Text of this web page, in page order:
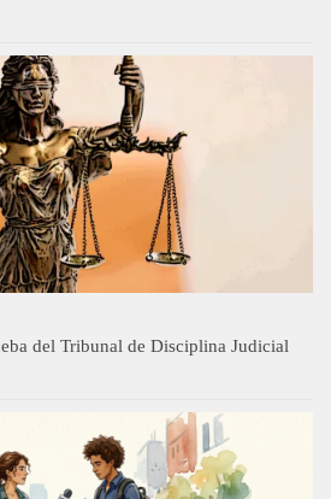
del Tribunal de Disciplina Judicial